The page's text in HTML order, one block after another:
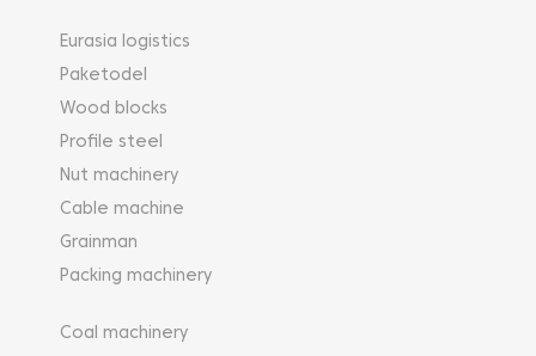
Eurasia logistics
Paketodel
Wood blocks
Profile steel
Nut machinery
Cable machine
Grainman
Packing machinery
Coal machinery